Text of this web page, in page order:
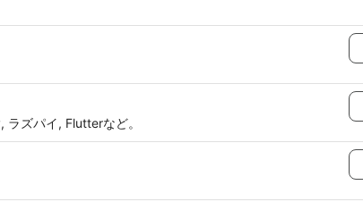
ズパイ, Flutterなど。